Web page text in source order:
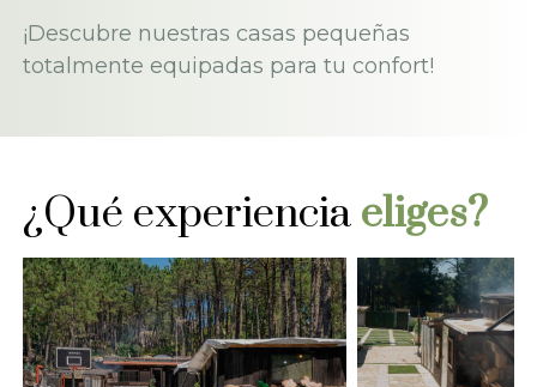
¡Descubre nuestras casas pequeñas
totalmente equipadas para tu confort!
¿Qué experiencia eliges?